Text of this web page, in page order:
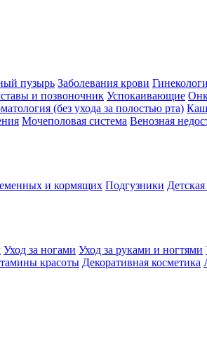
пузырь Заболевания крови
и позвоночник Успокаивающие
(без ухода за полостью рта)
Мочеполовая система Венозная
и кормящих Подгузники
Уход за ногами Уход за руками и ногтями
красоты Декоративная косметика